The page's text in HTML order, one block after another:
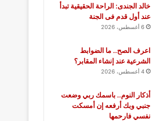
خالد الجندى: الراحة الحقيقية تبدأ
عند أول قدم فى الجنة
6 أغسطس، 2026
اعرف الصح.. ما الضوابط
الشرعية عند إنشاء المقابر؟
4 أغسطس، 2026
أذكار النوم.. باسمك ربي وضعت
جنبي وبك أرفعه إن أمسكت
نفسي فارحمها